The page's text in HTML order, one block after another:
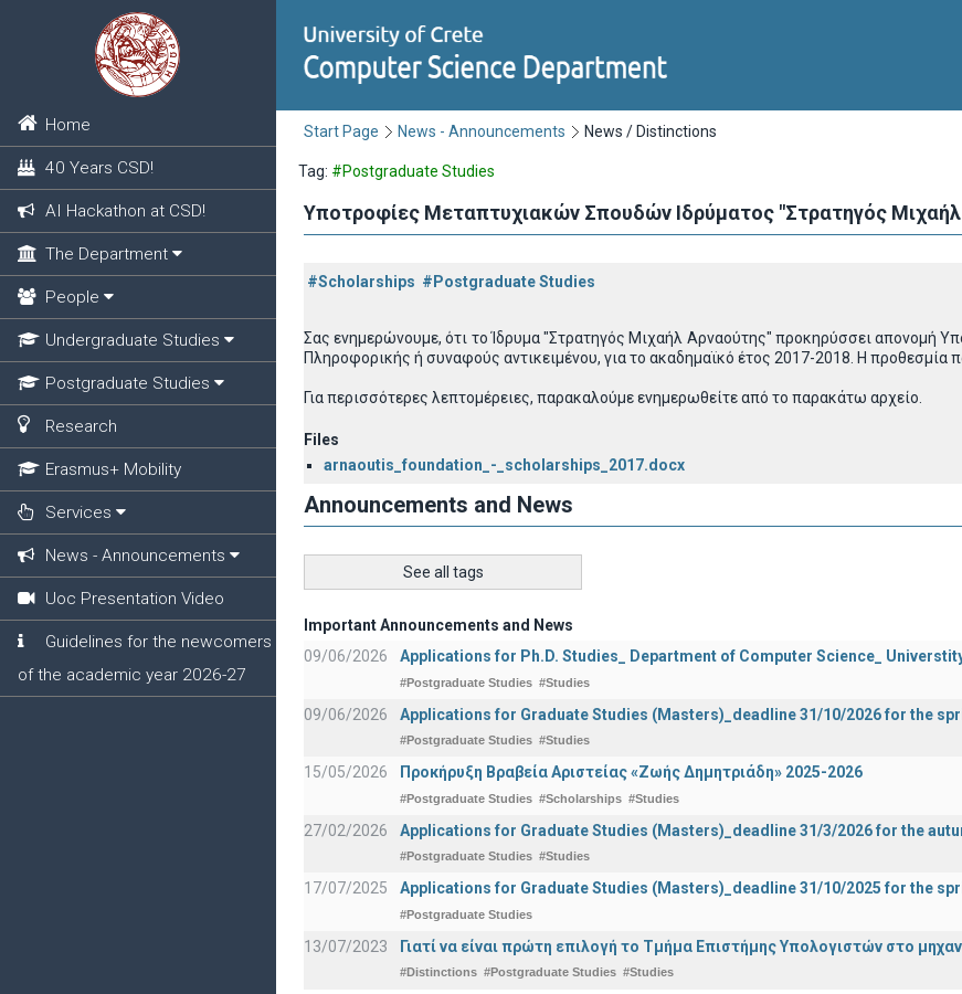
Home
40 Years CSD!
AI Hackathon at CSD!
The Department
People
Undergraduate Studies
Postgraduate Studies
Research
Erasmus+ Mobility
Services
News - Announcements
Uoc Presentation Video
Guidelines for the newcomers
of the academic year 2026-27
Start Page News - Announcements News / Distinctions
Tag: #Postgraduate Studies
Υποτροφίες Μεταπτυχιακών Σπουδών Ιδρύματος "Στρατηγός
#Scholarships #Postgraduate Studies
Σας ενημερώνουμε, ότι το Ίδρυμα "Στρατηγός Μιχαήλ Αρναούτης" προκηρύσσει απονομή
Πληροφορικής ή συναφούς αντικειμένου, για το ακαδημαϊκό έτος 2017-2018. Η προθεσμία
Για περισσότερες λεπτομέρειες, παρακαλούμε ενημερωθείτε από το παρακάτω αρχείο.
Files
arnaoutis_foundation_-_scholarships_2017.docx
Announcements and News
See all tags
Important Announcements and News
09/06/2026
Applications for Ph.D. Studies_ Department of Computer Science_
#Postgraduate Studies #Studies
09/06/2026 Applications for Graduate Studies (Masters)_deadline 31/10/2026 for the
#Postgraduate Studies #Studies
15/05/2026 Προκήρυξη Βραβεία Αριστείας «Ζωής Δημητριάδη» 2025-2026
#Postgraduate Studies #Scholarships #Studies
27/02/2026 Applications for Graduate Studies (Masters)_deadline 31/3/2026 for the
#Postgraduate Studies #Studies
17/07/2025 Applications for Graduate Studies (Masters)_deadline 31/10/2025 for the
#Postgraduate Studies
13/07/2023 Γιατί να είναι πρώτη επιλογή το Τμήμα Επιστήμης Υπολογιστών στο
#Distinctions #Postgraduate Studies #Studies